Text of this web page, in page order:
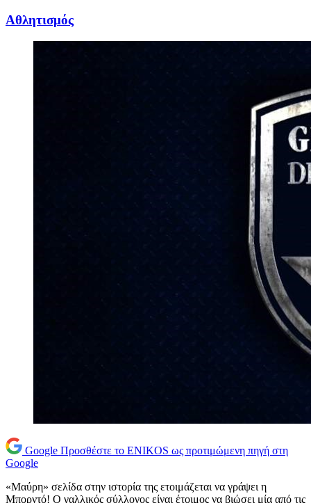
Αθλητισμός
Google Προσθέστε το ENIKOS ως προτιμώμενη πηγή στη
Google
«Μαύρη» σελίδα στην ιστορία της ετοιμάζεται να γράψει η
Μπορντό! Ο γαλλικός σύλλογος είναι έτοιμος να βιώσει μία από τις